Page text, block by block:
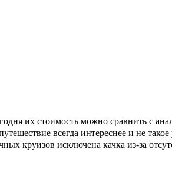
их стоимость можно сравнить с
всегда интереснее и не такое
круизов исключена качка из-за